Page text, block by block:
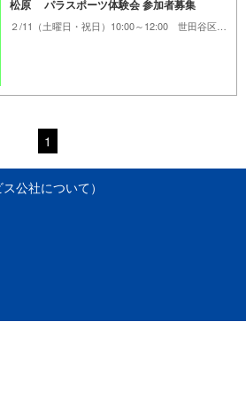
松原 パラスポーツ体験会 参加者募集
1
公社について）